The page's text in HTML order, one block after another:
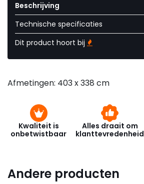
Beschrijving
Technische specificaties
Dit product hoort bij
Afmetingen: 403 x 338 cm
Kwaliteit is
onbetwistbaar
Alles draait om
klanttevredenheid
Andere producten